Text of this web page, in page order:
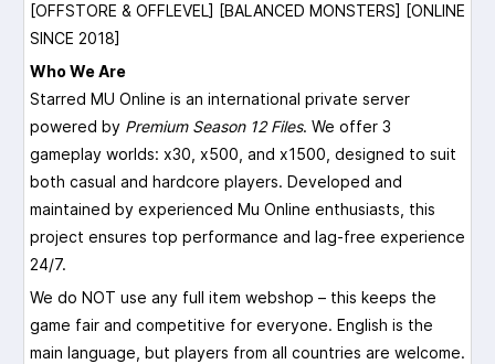
[OFFSTORE & OFFLEVEL] [BALANCED MONSTERS] [ONLINE
SINCE 2018]
Who We Are
Starred MU Online is an international private server
powered by Premium Season 12 Files. We offer 3
gameplay worlds: x30, x500, and x1500, designed to suit
both casual and hardcore players. Developed and
maintained by experienced Mu Online enthusiasts, this
project ensures top performance and lag-free experience
24/7.
We do NOT use any full item webshop – this keeps the
game fair and competitive for everyone. English is the
main language, but players from all countries are welcome.